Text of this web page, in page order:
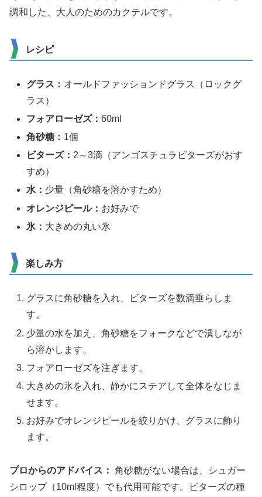
調和した、大人のためのカクテルです。
レシピ
グラス： オールドファッションドグラス（ロックグ
ラス）
フォアローゼズ：60ml
角砂糖： 1個
ビターズ： 2～3滴（アンゴスチュラビターズがおす
すめ）
水： 少量（角砂糖を溶かすため）
オレンジピール： お好みで
氷： 大きめの丸い氷
楽しみ方
グラスに角砂糖を入れ、ビターズを数滴垂らしま
す。
少量の水を加え、角砂糖をフォークなどで潰しなが
ら溶かします。
フォアローゼズを注ぎます。
大きめの氷を入れ、静かにステアして全体をなじま
せます。
お好みでオレンジピールを絞りかけ、グラスに飾り
ます。
プロからのアドバイス： 角砂糖がない場合は、シュガー
シロップ（10ml程度）でも代用可能です。ビターズの種